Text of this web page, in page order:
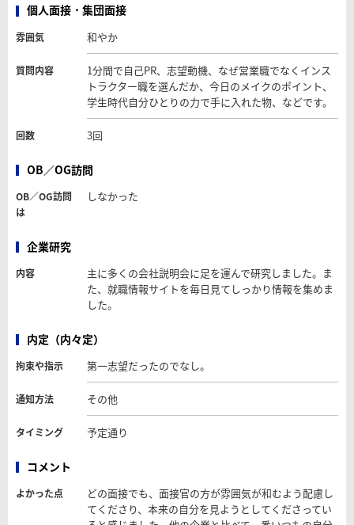
個人面接・集団面接
雰囲気 和やか
質問内容
1分間で自己PR、志望動機、なぜ営業職でなくインス
トラクター職を選んだか、今日のメイクのポイント、
学生時代自分ひとりの力で手に入れた物、などです。
回数 3回
OB／OG訪問
OB／OG訪問
は
しなかった
企業研究
内容
主に多くの会社説明会に足を運んで研究しました。ま
た、就職情報サイトを毎日見てしっかり情報を集めま
した。
内定（内々定）
拘束や指示 第一志望だったのでなし。
通知方法 その他
タイミング 予定通り
コメント
よかった点
どの面接でも、面接官の方が雰囲気が和むよう配慮し
てくださり、本来の自分を見ようとしてくださってい